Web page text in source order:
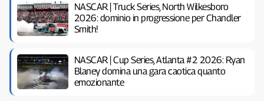
NASCAR | Truck Series, North Wilkesboro
2026: dominio in progressione per Chandler
Smith!
NASCAR | Cup Series, Atlanta #2 2026: Ryan
Blaney domina una gara caotica quanto
emozionante